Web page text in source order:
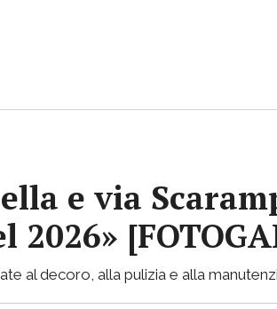
e via
al decoro, alla pulizia e alla